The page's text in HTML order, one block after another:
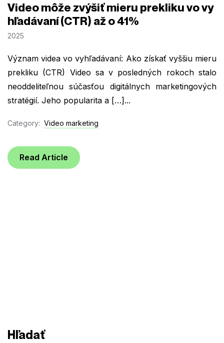
Video môže zvýšiť mieru prekliku vo vy
hľadávaní (CTR) až o 41%
2025
Význam videa vo vyhľadávaní: Ako získať vyššiu mieru
prekliku (CTR) Video sa v posledných rokoch stalo
neoddeliteľnou súčasťou digitálnych marketingových
stratégií. Jeho popularita a […]...
Category: Video marketing
Read Article
Hľadať